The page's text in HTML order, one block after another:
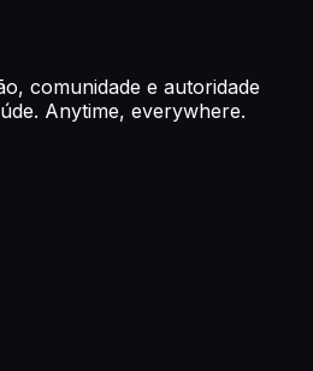
comunidade e autoridade
Anytime, everywhere.